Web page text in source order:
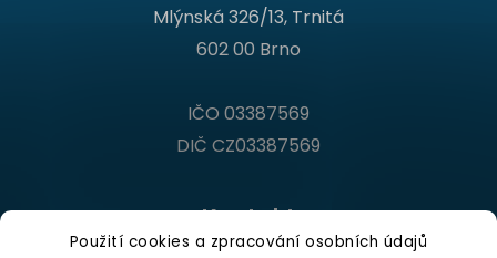
Použití cookies a zpracování osobních údajů
Mlýnská 326/13, Trnitá
602 00 Brno
IČO 03387569
DIČ CZ03387569
Kontakt